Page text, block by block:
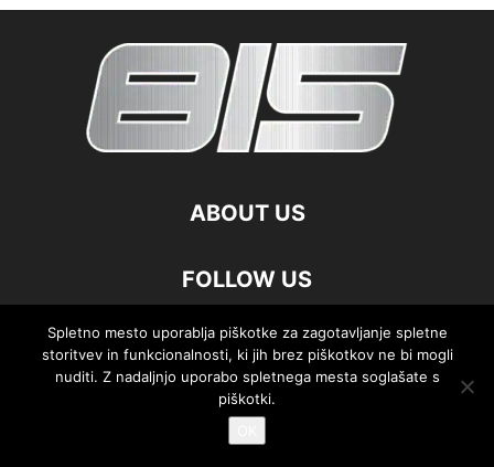
ABOUT US
FOLLOW US
©
Spletno mesto uporablja piškotke za zagotavljanje spletne
storitvev in funkcionalnosti, ki jih brez piškotkov ne bi mogli
nuditi. Z nadaljnjo uporabo spletnega mesta soglašate s
piškotki.